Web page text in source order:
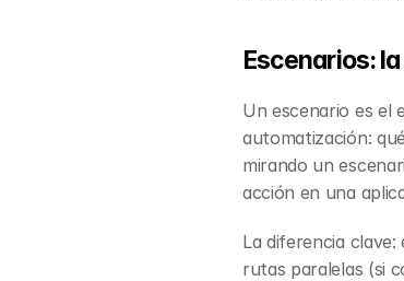
Escenarios:
Un escenario es el
automatización:
mirando un
acción en una
La diferencia
rutas paralelas (si